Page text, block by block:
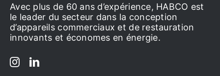
Avec plus de 60 ans d’expérience, HABCO est
le leader du secteur dans la conception
d’appareils commerciaux et de restauration
innovants et économes en énergie.